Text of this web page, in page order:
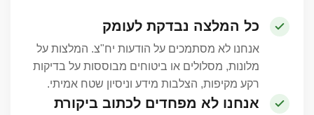
כל המלצה נבדקת לעומק
אנחנו לא מסתמכים על הודעות יח"צ. המלצות על
מלונות, מסלולים או ביטוחים מבוססות על בדיקות
רקע מקיפות, הצלבות מידע וניסיון שטח אמיתי.
אנחנו לא מפחדים לכתוב ביקורת